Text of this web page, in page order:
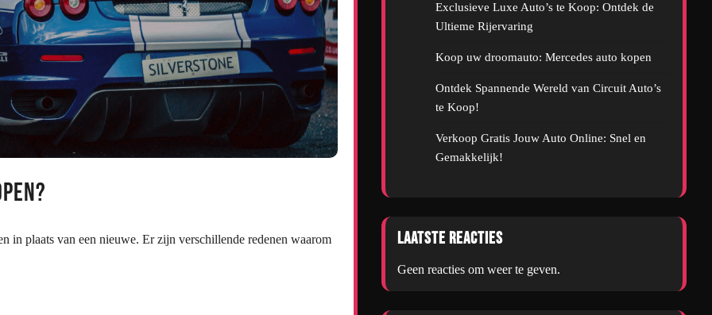
in plaats van een nieuwe. Er zijn verschillende redenen waarom
Exclusieve Luxe Auto’s te Koop: Ontdek de
Ultieme Rijervaring
Koop uw droomauto: Mercedes auto kopen
Ontdek Spannende Wereld van Circuit Auto’s
te Koop!
Verkoop Gratis Jouw Auto Online: Snel en
Gemakkelijk!
Laatste reacties
Geen reacties om weer te geven.